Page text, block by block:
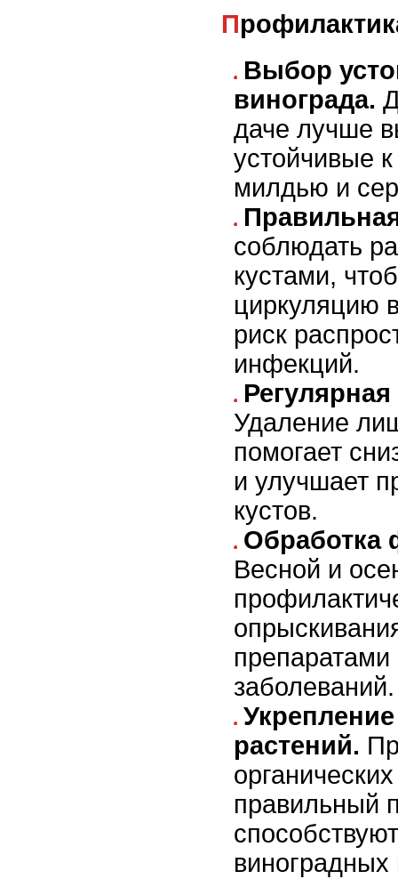
Выбор
винограда.
даче лучше
устойчивые
милдью и
соблюдать
кустами,
циркуляцию
риск
инфекций.
Удаление
помогает
и улучшает
кустов.
Обработка
Весной и
препаратами
заболеваний.
растений.
правильный
виноградных